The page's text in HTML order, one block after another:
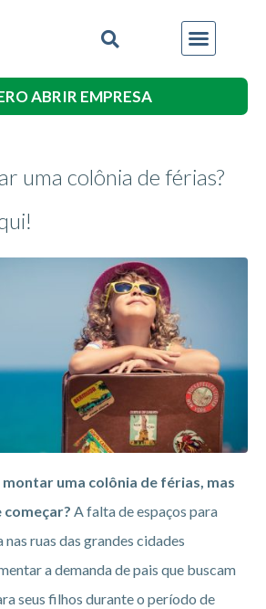
ABRIR EMPRESA
uma colônia de férias?
uma colônia de férias, mas
começar? A falta de espaços para
nas ruas das grandes cidades
a demanda de pais que buscam
seus filhos durante o período de